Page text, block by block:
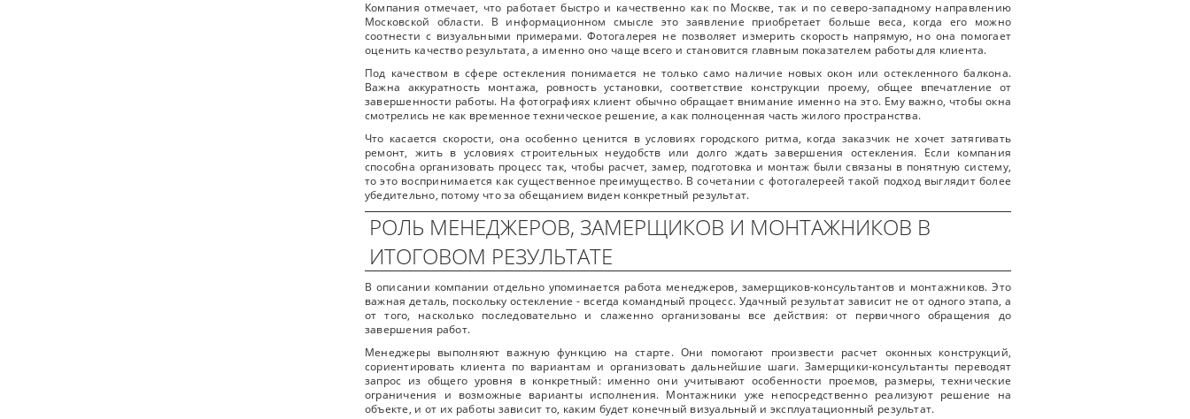
Компания отмечает, что работает быстро и качественно как по Москве, так и по северо-западному направлению
Московской области. В информационном смысле это заявление приобретает больше веса, когда его можно
соотнести с визуальными примерами. Фотогалерея не позволяет измерить скорость напрямую, но она помогает
оценить качество результата, а именно оно чаще всего и становится главным показателем работы для клиента.
Под качеством в сфере остекления понимается не только само наличие новых окон или остекленного балкона.
Важна аккуратность монтажа, ровность установки, соответствие конструкции проему, общее впечатление от
завершенности работы. На фотографиях клиент обычно обращает внимание именно на это. Ему важно, чтобы окна
смотрелись не как временное техническое решение, а как полноценная часть жилого пространства.
Что касается скорости, она особенно ценится в условиях городского ритма, когда заказчик не хочет затягивать
ремонт, жить в условиях строительных неудобств или долго ждать завершения остекления. Если компания
способна организовать процесс так, чтобы расчет, замер, подготовка и монтаж были связаны в понятную систему,
то это воспринимается как существенное преимущество. В сочетании с фотогалереей такой подход выглядит более
убедительно, потому что за обещанием виден конкретный результат.
РОЛЬ МЕНЕДЖЕРОВ, ЗАМЕРЩИКОВ И МОНТАЖНИКОВ В
ИТОГОВОМ РЕЗУЛЬТАТЕ
В описании компании отдельно упоминается работа менеджеров, замерщиков-консультантов и монтажников. Это
важная деталь, поскольку остекление - всегда командный процесс. Удачный результат зависит не от одного этапа, а
от того, насколько последовательно и слаженно организованы все действия: от первичного обращения до
завершения работ.
Менеджеры выполняют важную функцию на старте. Они помогают произвести расчет оконных конструкций,
сориентировать клиента по вариантам и организовать дальнейшие шаги. Замерщики-консультанты переводят
запрос из общего уровня в конкретный: именно они учитывают особенности проемов, размеры, технические
ограничения и возможные варианты исполнения. Монтажники уже непосредственно реализуют решение на
объекте, и от их работы зависит то, каким будет конечный визуальный и эксплуатационный результат.